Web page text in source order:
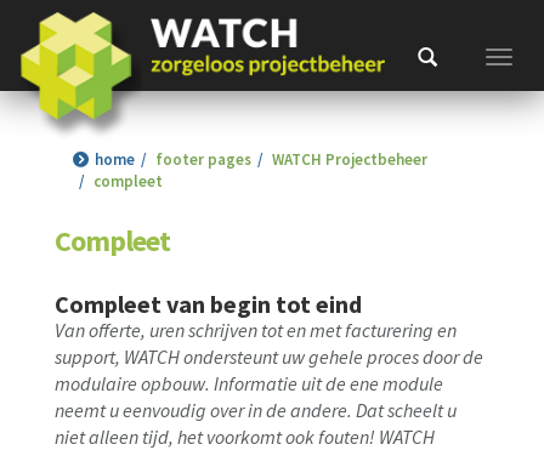
home footer pages
WATCH Projectbeheer
compleet
Compleet
Compleet van begin tot eind
Van offerte, uren schrijven tot en met facturering en
support, WATCH ondersteunt uw gehele proces door de
modulaire opbouw. Informatie uit de ene module
neemt u eenvoudig over in de andere. Dat scheelt u
niet alleen tijd, het voorkomt ook fouten! WATCH